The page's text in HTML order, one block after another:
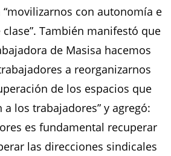
con autonomía e
También manifestó que
de Masisa hacemos
a reorganizarnos
de los espacios que
los trabajadores” y agregó:
es fundamental recuperar
las direcciones sindicales